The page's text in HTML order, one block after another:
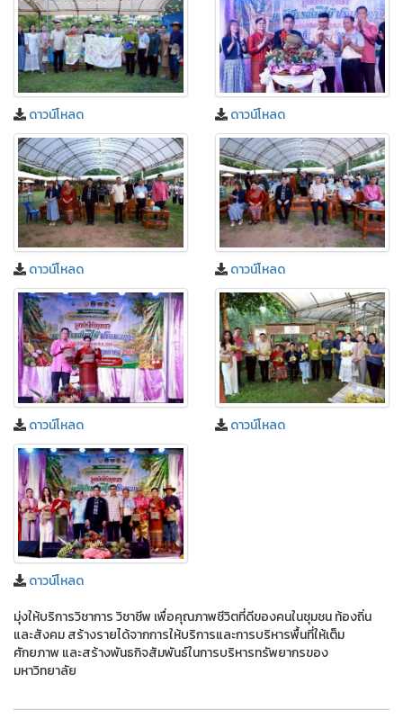
ดาวน์โหลด ดาวน์โหลด
ดาวน์โหลด ดาวน์โหลด
ดาวน์โหลด ดาวน์โหลด
ดาวน์โหลด
มุ่งให้บริการวิชาการ วิชาชีพ เพื่อคุณภาพชีวิตที่ดีของคนในชุมชน ท้องถิ่น
และสังคม สร้างรายได้จากการให้บริการและการบริหารพื้นที่ให้เต็ม
ศักยภาพ และสร้างพันธกิจสัมพันธ์ในการบริหารทรัพยากรของ
มหาวิทยาลัย